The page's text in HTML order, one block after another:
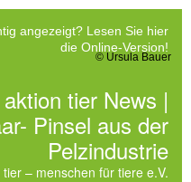
angezeigt? Lesen Sie hier
die Online-Version!
© Ursula Bauer
aktion tier News |
Pinsel aus der
Pelzindustrie
– menschen für tiere e.V.